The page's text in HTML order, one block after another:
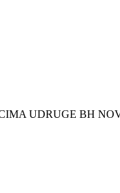
UDRUGE BH